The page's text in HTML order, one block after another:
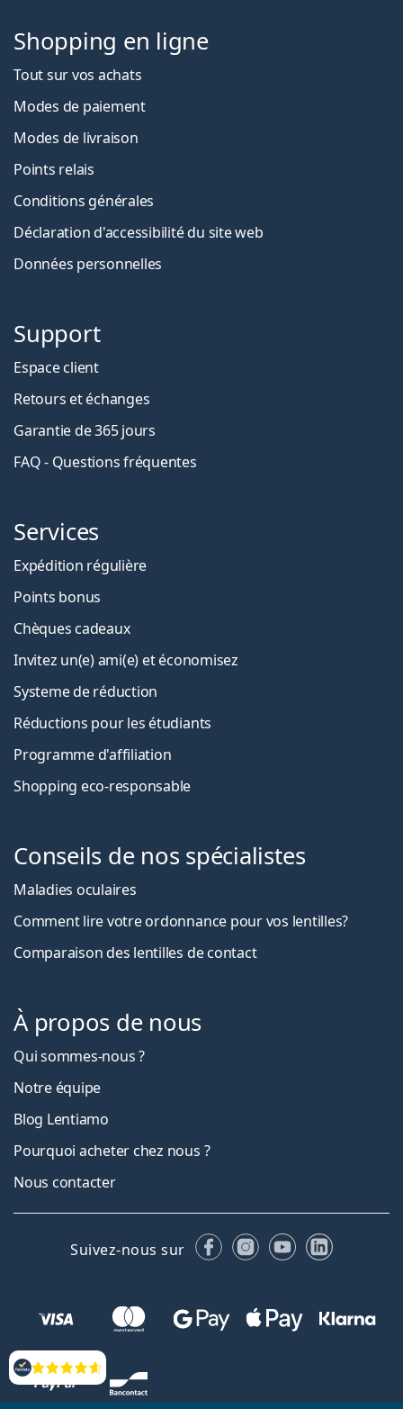
Évaluation
Shopping en ligne
Tout sur vos achats
Modes de paiement
Modes de livraison
Points relais
Conditions générales
Déclaration d'accessibilité du site web
Données personnelles
Support
Espace client
Retours et échanges
Garantie de 365 jours
FAQ - Questions fréquentes
Services
Expédition régulière
Points bonus
Chèques cadeaux
Invitez un(e) ami(e) et économisez
Systeme de réduction
Réductions pour les étudiants
Programme d'affiliation
Shopping eco-responsable
Conseils de nos spécialistes
Maladies oculaires
Comment lire votre ordonnance pour vos lentilles?
Comparaison des lentilles de contact
À propos de nous
Qui sommes-nous ?
Notre équipe
Blog Lentiamo
Pourquoi acheter chez nous ?
Nous contacter
Suivez-nous sur FacebookInstagram
YouTubeLinkedIn